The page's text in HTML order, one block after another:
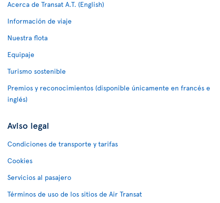
Acerca de Transat A.T. (English)
Información de viaje
Nuestra flota
Equipaje
Turismo sostenible
Premios y reconocimientos (disponible únicamente en francés e
inglés)
Aviso legal
Condiciones de transporte y tarifas
Cookies
Servicios al pasajero
Términos de uso de los sitios de Air Transat